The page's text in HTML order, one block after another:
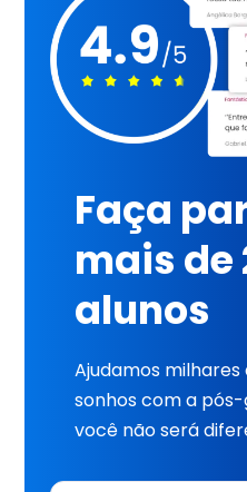
Faça
mais de
alunos
Ajudamos
sonhos com a
você não será